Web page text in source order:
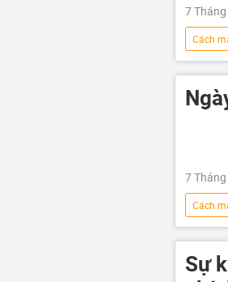
7
Cách
Cách
Hà Nội
7
Cách
Cách
Sự